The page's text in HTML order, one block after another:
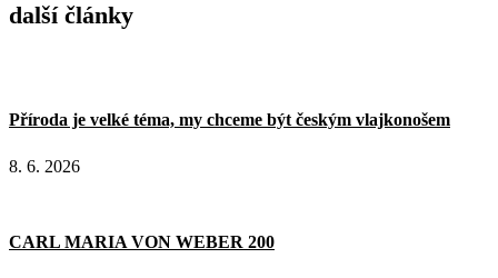
další články
Příroda je velké téma, my chceme být českým vlajkonošem
8. 6. 2026
CARL MARIA VON WEBER 200